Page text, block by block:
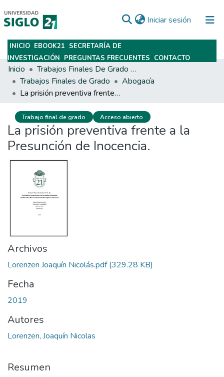
Iniciar sesión (current)
Subir
INICIO EBOOK21 SECRETARÍA DE
INVESTIGACIÓN PREGUNTAS FRECUENTES CONTACTO
Inicio
Trabajos Finales De Grado Y Posgrado
Trabajos Finales de Grado
Abogacía
La prisión preventiva frente a la Presunción de Inocencia.
Trabajo final de grado Acceso abierto
La prisión preventiva frente a la
Presunción de Inocencia.
Archivos
Lorenzen Joaquín Nicolás.pdf(329.28 KB)
Fecha
2019
Autores
Lorenzen, Joaquín Nicolas
Resumen